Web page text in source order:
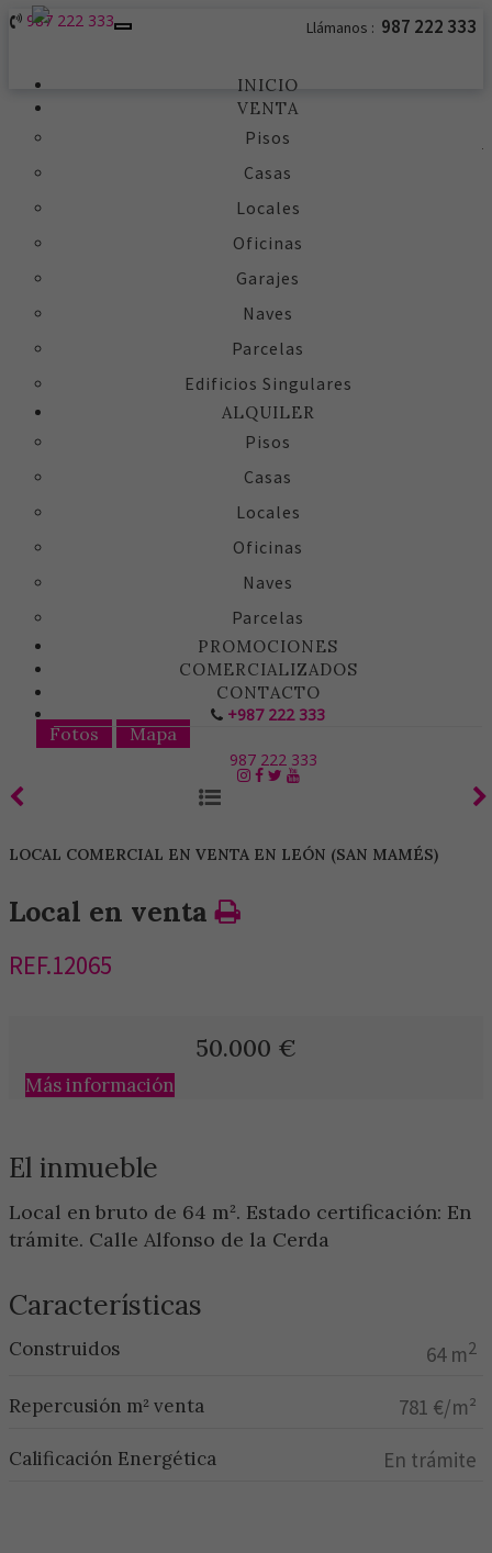
Llámanos : 987 222 333
987 222 333
Toggle
INICIO
VENTA
Pisos
Casas
Locales
Oficinas
Garajes
Naves
Parcelas
Edificios Singulares
ALQUILER
Pisos
Casas
Locales
Oficinas
Naves
Parcelas
PROMOCIONES
COMERCIALIZADOS
CONTACTO
+987 222 333
987 222 333
Fotos Mapa
LOCAL COMERCIAL EN VENTA EN LEÓN (SAN MAMÉS)
Local en venta
REF.12065
50.000 €
Más información
El inmueble
Local en bruto de 64 m². Estado certificación: En
trámite. Calle Alfonso de la Cerda
Características
Construidos 64 m2
Repercusión m² venta 781 €/m²
Calificación Energética En trámite